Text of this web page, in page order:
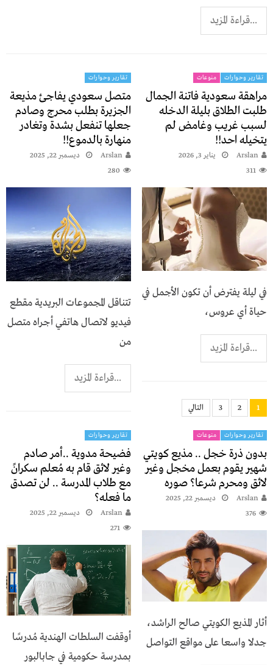
...قراءة المزيد
تقارير وحوارات منوعات
مراهقة سعودية فاتنة الجمال
طلبت الطلاق بليلة الدخله
لسبب غريب وغامض لم
يتخيله احد!!
Arslan
يناير 3, 2026
311
في ليلة يفترض أن تكون الأجمل في
حياة أي عروس،
...قراءة المزيد
تقارير وحوارات
متصل سعودي يفاجئ مذيعة
الجزيرة بطلب محرج وصادم
جعلها تنفعل بشدة وتغادر
منهارة بالدموع!!
Arslan
ديسمبر 22, 2025
280
تتناقل المجموعات البريدية مقطع
فيديو لاتصال هاتفي أجراه متصل
من
...قراءة المزيد
تقارير وحوارات منوعات
بدون ذرة خجل .. مذيع كويتي
شهير يقوم بعمل مخجل وغير
لائق ومحرم شرعا؟ صوره
Arslan
ديسمبر 22, 2025
376
أثار المذيع الكويتي صالح الراشد،
جدلا واسعا على مواقع التواصل
تقارير وحوارات
فضيحة مدوية ..أمر صادم
وغير لائق قام به مُعلم سكرانً
مع طلاب المدرسة .. لن تصدق
ما فعله؟
Arslan
ديسمبر 22, 2025
271
أوقفت السلطات الهندية مُدرسًا
بمدرسة حكومية في جابالبور
1
2
3 التالي